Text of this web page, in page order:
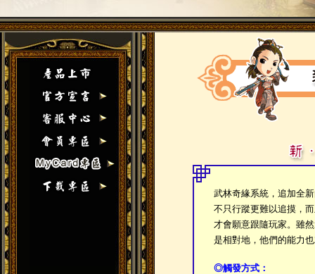
武林奇緣系統，追加全
不只行蹤更難以追摸，
才會願意跟隨玩家。雖
是相對地，他們的能力
◎觸發方式：